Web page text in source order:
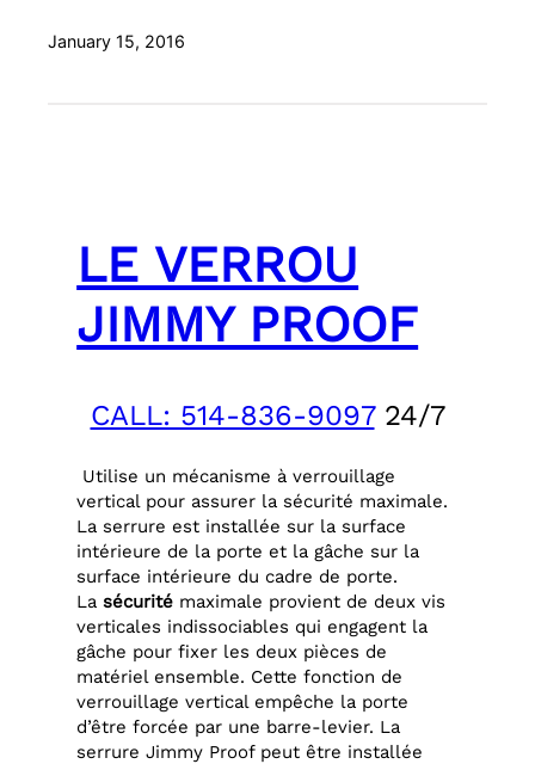
January 15, 2016
LE VERROU
JIMMY PROOF
CALL: 514-836-909724/7
Utilise un mécanisme à verrouillage
vertical pour assurer la sécurité maximale.
La serrure est installée sur la surface
intérieure de la porte et la gâche sur la
surface intérieure du cadre de porte.
La sécurité maximale provient de deux vis
verticales indissociables qui engagent la
gâche pour fixer les deux pièces de
matériel ensemble. Cette fonction de
verrouillage vertical empêche la porte
d’être forcée par une barre-levier. La
serrure Jimmy Proof peut être installée